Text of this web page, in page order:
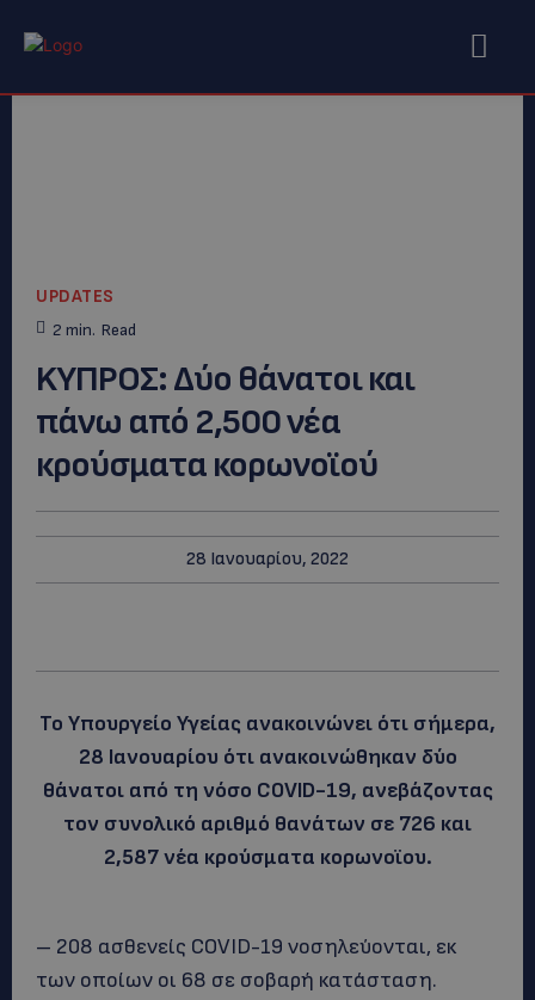
UPDATES
2 min. Read
KYΠΡΟΣ: Δύο θάνατοι και
πάνω από 2,500 νέα
κρούσματα κορωνοϊού
28 Ιανουαρίου, 2022
Το Υπουργείο Υγείας ανακοινώνει ότι σήμερα,
28 Ιανουαρίου ότι ανακοινώθηκαν δύο
θάνατοι από τη νόσο COVID-19, ανεβάζοντας
τον συνολικό αριθμό θανάτων σε 726 και
2,587 νέα κρούσματα κορωνοϊου.
– 208 ασθενείς COVID-19 νοσηλεύονται, εκ
των οποίων οι 68 σε σοβαρή κατάσταση.